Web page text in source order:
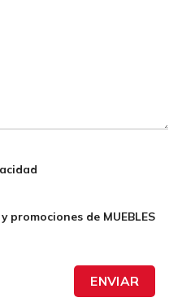
de MUEBLES
ENVIAR